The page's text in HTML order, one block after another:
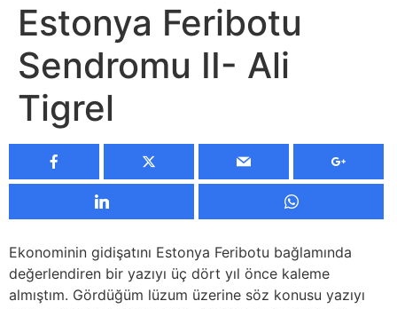
Estonya Feribotu
Sendromu II- Ali
Tigrel
Ekonominin gidişatını Estonya Feribotu bağlamında
değerlendiren bir yazıyı üç dört yıl önce kaleme
almıştım. Gördüğüm lüzum üzerine söz konusu yazıyı